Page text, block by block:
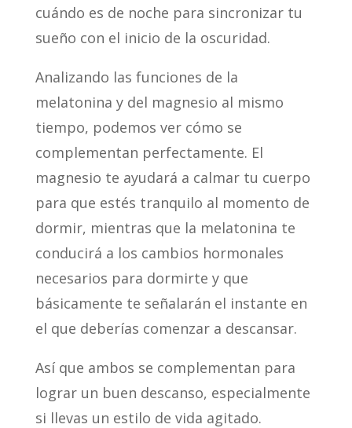
cuándo es de noche para sincronizar tu
sueño con el inicio de la oscuridad.
Analizando las funciones de la
melatonina y del magnesio al mismo
tiempo, podemos ver cómo se
complementan perfectamente. El
magnesio te ayudará a calmar tu cuerpo
para que estés tranquilo al momento de
dormir, mientras que la melatonina te
conducirá a los cambios hormonales
necesarios para dormirte y que
básicamente te señalarán el instante en
el que deberías comenzar a descansar.
Así que ambos se complementan para
lograr un buen descanso, especialmente
si llevas un estilo de vida agitado.